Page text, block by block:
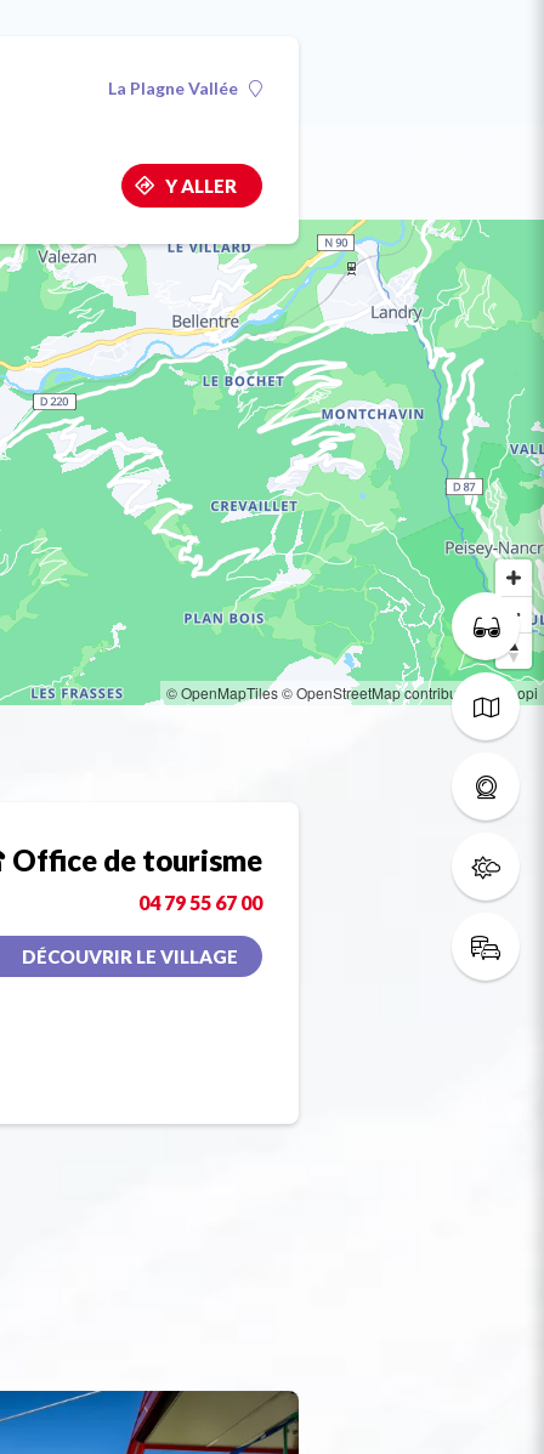
La Plagne Vallée
Y ALLER
© OpenMapTiles© OpenStreetMap contributors © Loopi
de tourisme
04 79 55 67 00
DÉCOUVRIR LE VILLAGE